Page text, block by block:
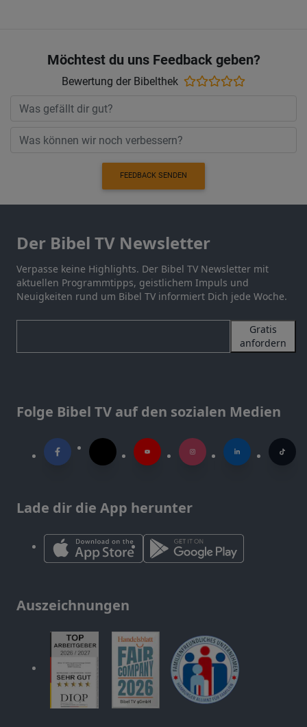
Möchtest du uns Feedback geben?
Bewertung der Bibelthek
FEEDBACK SENDEN
Der Bibel TV Newsletter
Verpasse keine Highlights. Der Bibel TV Newsletter mit
aktuellen Programmtipps, geistlichem Impuls und
Neuigkeiten rund um Bibel TV informiert Dich jede Woche.
Gratis
anfordern
Folge Bibel TV auf den sozialen Medien
Lade dir die App herunter
Auszeichnungen